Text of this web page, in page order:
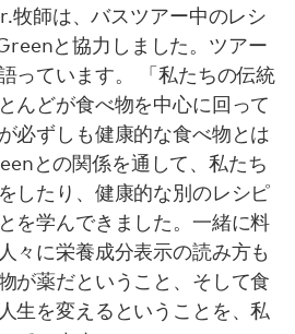
師は、バスツアー中のレシ
と協力しました。ツアー
っています。 「私たちの伝統
んどが食べ物を中心に回って
必ずしも健康的な食べ物とは
との関係を通して、私たち
したり、健康的な別のレシピ
を学んできました。一緒に料
々に栄養成分表示の読み方も
が薬だということ、そして食
生を変えるということを、私